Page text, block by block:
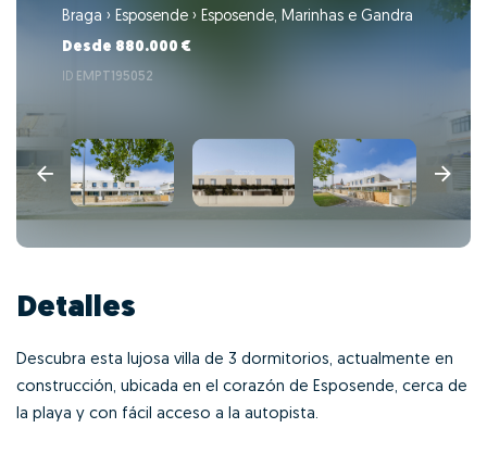
Braga › Esposende › Esposende, Marinhas e Gandra
Desde 880.000 €
ID EMPT195052
Detalles
Descubra esta lujosa villa de 3 dormitorios, actualmente en
construcción, ubicada en el corazón de Esposende, cerca de
la playa y con fácil acceso a la autopista.